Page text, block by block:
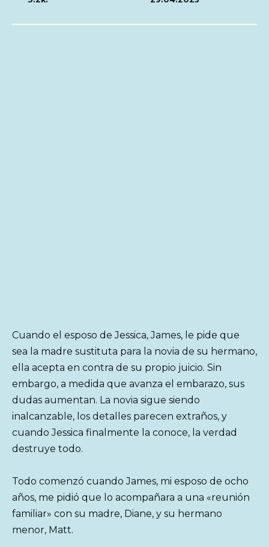
Cuando el esposo de Jessica, James, le pide que
sea la madre sustituta para la novia de su hermano,
ella acepta en contra de su propio juicio. Sin
embargo, a medida que avanza el embarazo, sus
dudas aumentan. La novia sigue siendo
inalcanzable, los detalles parecen extraños, y
cuando Jessica finalmente la conoce, la verdad
destruye todo.
Todo comenzó cuando James, mi esposo de ocho
años, me pidió que lo acompañara a una «reunión
familiar» con su madre, Diane, y su hermano
menor, Matt.